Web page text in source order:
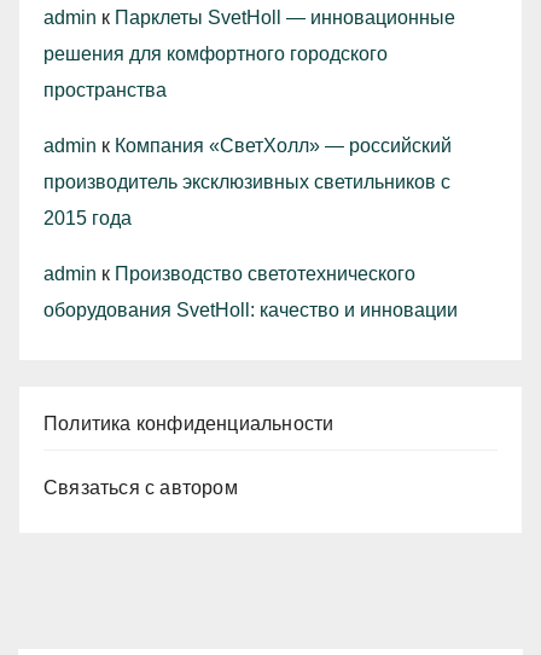
admin к Парклеты SvetHoll — инновационные
решения для комфортного городского
пространства
admin к Компания «СветХолл» — российский
производитель эксклюзивных светильников с
2015 года
admin к Производство светотехнического
оборудования SvetHoll: качество и инновации
Политика конфиденциальности
Связаться с автором